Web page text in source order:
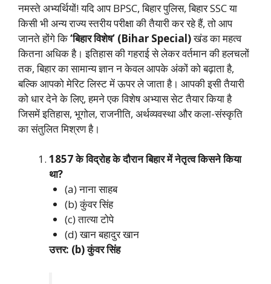
नमस्ते अभ्यर्थियों! यदि आप BPSC, बिहार पुलिस, बिहार SSC या
किसी भी अन्य राज्य स्तरीय परीक्षा की तैयारी कर रहे हैं, तो आप
जानते होंगे कि‘बिहार विशेष’ (Bihar Special)खंड का महत्व
कितना अधिक है। इतिहास की गहराई से लेकर वर्तमान की हलचलों
तक, बिहार का सामान्य ज्ञान न केवल आपके अंकों को बढ़ाता है,
बल्कि आपको मेरिट लिस्ट में ऊपर ले जाता है। आपकी इसी तैयारी
को धार देने के लिए, हमने एक विशेष अभ्यास सेट तैयार किया है
जिसमें इतिहास, भूगोल, राजनीति, अर्थव्यवस्था और कला-संस्कृति
का संतुलित मिश्रण है।
1857 के विद्रोह के दौरान बिहार में नेतृत्व किसने किया
था?
(a) नाना साहब
(b) कुंवर सिंह
(c) तात्या टोपे
(d) खान बहादुर खान
उत्तर: (b) कुंवर सिंह